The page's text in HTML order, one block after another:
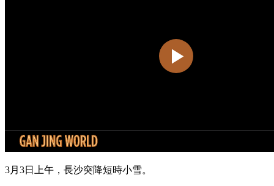
3月3日上午，長沙突降短時小雪。